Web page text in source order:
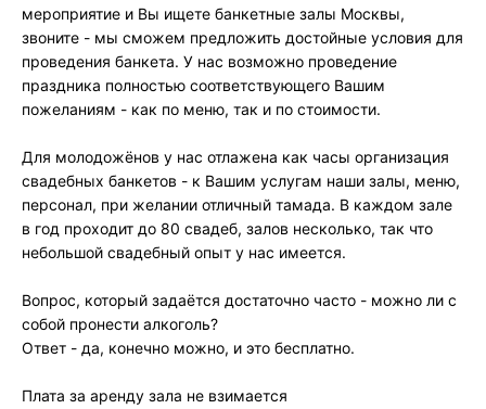
мероприятие и Вы ищете банкетные залы Москвы,
звоните - мы сможем предложить достойные условия для
проведения банкета. У нас возможно проведение
праздника полностью соответствующего Вашим
пожеланиям - как по меню, так и по стоимости.
Для молодожёнов у нас отлажена как часы организация
свадебных банкетов - к Вашим услугам наши залы, меню,
персонал, при желании отличный тамада. В каждом зале
в год проходит до 80 свадеб, залов несколько, так что
небольшой свадебный опыт у нас имеется.
Вопрос, который задаётся достаточно часто - можно ли с
собой пронести алкоголь?
Ответ - да, конечно можно, и это бесплатно.
Плата за аренду зала не взимается